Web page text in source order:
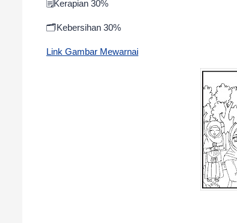
🗒️Kerapian 30%
🗂️Kebersihan 30%
Link Gambar Mewarnai